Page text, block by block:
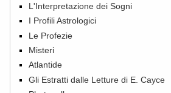
L'Interpretazione dei Sogni
I Profili Astrologici
Le Profezie
Misteri
Atlantide
Gli Estratti dalle Letture di E. Cayce